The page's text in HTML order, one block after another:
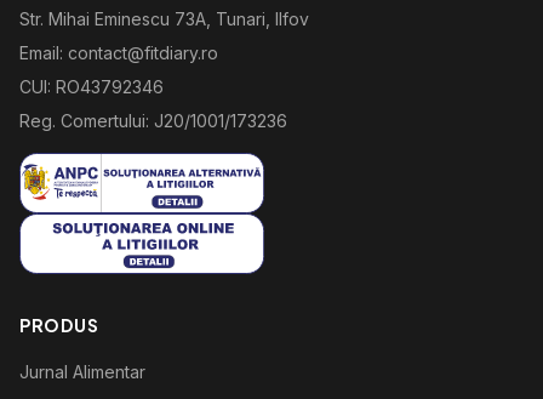
Str. Mihai Eminescu 73A, Tunari, Ilfov
Email: contact@fitdiary.ro
CUI: RO43792346
Reg. Comertului: J20/1001/173236
PRODUS
Jurnal Alimentar